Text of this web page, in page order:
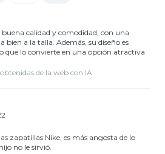
calidad y comodidad, con una
bien a la talla. Además, su diseño es
que lo convierte en una opción atractiva
de la web con IA
zapatillas Nike, es más angosta de lo
no le sirvió.